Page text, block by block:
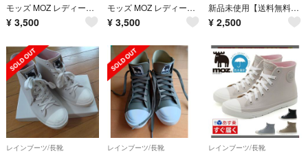
モッズ MOZ レディースレインシューズ Mサイズ(23.0〜23.5cm)
¥ 3,500
モッズ MOZ レディースレインシューズMサイズ(23.0〜23.5cm)
¥ 3,500
新品未使用【送料無料】MOZレインスニーカー レインシューズ レインスニーカー
¥ 2,500
レインブーツ/長靴 レインブーツ/長靴 レインブーツ/長靴